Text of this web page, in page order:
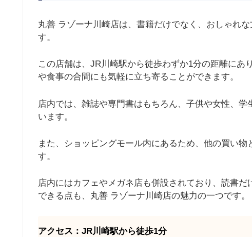
丸善 ラゾーナ川崎店は、書籍だけでなく、おしゃれ
す。
この店舗は、JR川崎駅から徒歩わずか1分の距離にあ
や食事の合間にも気軽に立ち寄ることができます。
店内では、雑誌や専門書はもちろん、子供や女性、
います。
また、ショッピングモール内にあるため、他の買い
す。
店内にはカフェやメガネ店も併設されており、読書
できる点も、丸善 ラゾーナ川崎店の魅力の一つです。
アクセス：JR川崎駅から徒歩1分